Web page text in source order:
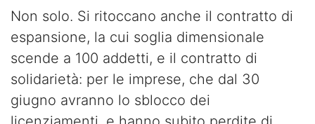
Non solo. Si ritoccano anche il contratto di
espansione, la cui soglia dimensionale
scende a 100 addetti, e il contratto di
solidarietà: per le imprese, che dal 30
giugno avranno lo sblocco dei